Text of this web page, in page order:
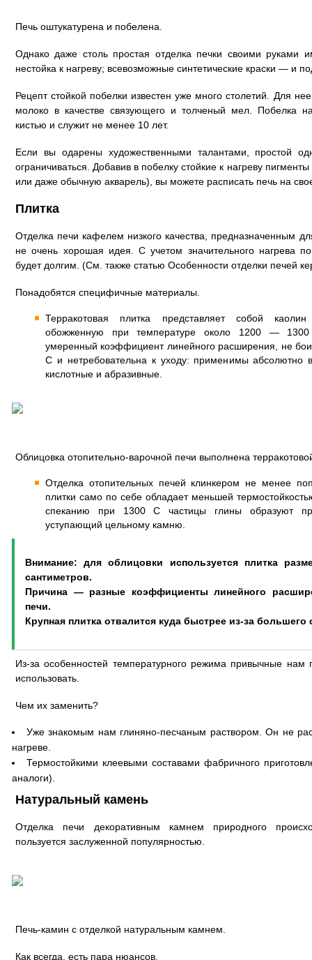
Печь оштукатурена и побелена.
Однако даже столь простая отделка печки своими руками
нестойка к нагреву; всевозможные синтетические краски — и
Рецепт стойкой побелки известен уже много столетий. Для
молоко в качестве связующего и толченый мел. Побелка
кистью и служит не менее 10 лет.
Если вы одарены художественными талантами, простой
ограничиваться. Добавив в побелку стойкие к нагреву
или даже обычную акварель), вы можете расписать печь на
Плитка
Отделка печи кафелем низкого качества, предназначенным
не очень хорошая идея. С учетом значительного нагрева
будет долгим. (См. также статью Особенности отделки печей
Понадобятся специфичные материалы.
Терракотовая плитка представляет собой
обожженную при температуре около 1200 —
умеренный коэффициент линейного расширения, не
С и нетребовательна к уходу: применимы абсолютно
кислотные и абразивные.
Облицовка отопительно-варочной печи выполнена
Отделка отопительных печей клинкером не менее
плитки само по себе обладает меньшей
спеканию при 1300 С частицы глины образуют
уступающий цельному камню.
Внимание: для облицовки используется плитка
сантиметров.
Причина — разные коэффициенты линейного
печи.
Крупная плитка отвалится куда быстрее из-за
Из-за особенностей температурного режима привычные
использовать.
Чем их заменить?
Уже знакомым нам глиняно-песчаным раствором. Он не
нагреве.
Термостойкими клеевыми составами фабричного
аналоги).
Натуральный камень
Отделка печи декоративным камнем природного
пользуется заслуженной популярностью.
Печь-камин с отделкой натуральным камнем.
Как всегда, есть пара нюансов.